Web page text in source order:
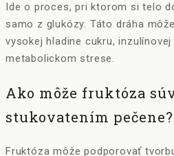
Ide o proces, pri ktorom si telo
samo z glukózy. Táto dráha
vysokej hladine cukru,
metabolickom strese.
Ako môže fruktóza
stukovatením pečene?
Fruktóza môže podporovať